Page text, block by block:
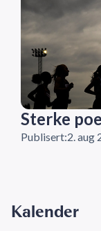
Sterke
Publisert:2. aug
Kalender